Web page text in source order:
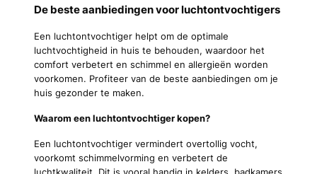
De beste aanbiedingen voor luchtontvochtigers
Een luchtontvochtiger helpt om de optimale
luchtvochtigheid in huis te behouden, waardoor het
comfort verbetert en schimmel en allergieën worden
voorkomen. Profiteer van de beste aanbiedingen om je
huis gezonder te maken.
Waarom een luchtontvochtiger kopen?
Een luchtontvochtiger vermindert overtollig vocht,
voorkomt schimmelvorming en verbetert de